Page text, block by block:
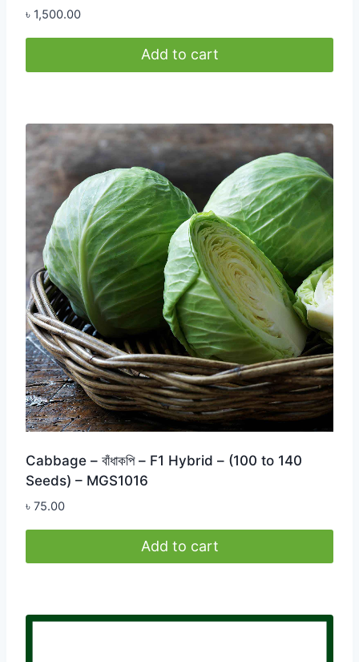
৳ 1,500.00
Add to cart
Cabbage – বাঁধাকপি – F1 Hybrid – (100 to 140
Seeds) – MGS1016
৳ 75.00
Add to cart